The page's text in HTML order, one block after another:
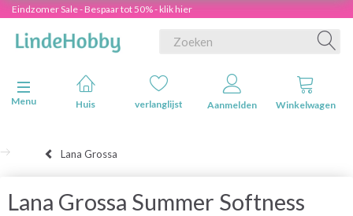
Eindzomer Sale - Bespaar tot 50% - klik hier
Navigatie in-/uitschakelen
Menu
Huis verlanglijst Aanmelden Winkelwagen
Lana Grossa
Lana Grossa Summer Softness